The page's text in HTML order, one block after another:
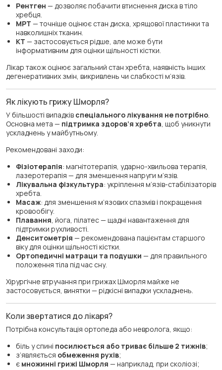
Рентген — дозволяє побачити втиснення диска в тіло
хребця.
МРТ — точніше оцінює стан диска, хрящової пластинки та
навколишніх тканин.
КТ — застосовується рідше, але може бути
інформативним для оцінки щільності кістки.
Лікар також оцінює загальний стан хребта, наявність інших
дегенеративних змін, викривлень чи слабкості м’язів.
Як лікують грижу Шморля?
У більшості випадків спеціального лікування не потрібно
Основна мета — підтримка здоров’я хребта , щоб уникнути
ускладнень у майбутньому.
Рекомендовані заходи:
Фізіотерапія: магнітотерапія, ударно-хвильова терапія,
лазеротерапія — для зменшення напруги м’язів.
Лікувальна фізкультура: укріплення м’язів-стабілізаторів
хребта.
Масаж: для зменшення м’язових спазмів і покращення
кровообігу.
Плавання , йога, пілатес — щадні навантаження для
підтримки рухливості.
Денситометрія — рекомендована пацієнтам старшого
віку для оцінки щільності кістки.
Ортопедичні матраци та подушки — для правильного
положення тіла під час сну.
Хірургічне втручання при грижах Шморля майже не
застосовується, винятки — рідкісні випадки ускладнень.
Коли звертатися до лікаря?
Потрібна консультація ортопеда або невролога, якщо:
біль у спині посилюється або триває більше 2 тижнів;
з’являється обмеження рухів;
є множинні грижі Шморля — наприклад, при сколіозі;